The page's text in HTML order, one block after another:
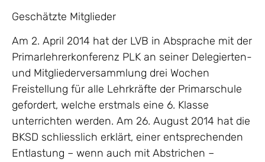
Geschätzte Mitglieder
Am 2. April 2014 hat der LVB in Absprache mit der
Primarlehrerkonferenz PLK an seiner Delegierten-
und Mitgliederversammlung drei Wochen
Freistellung für alle Lehrkräfte der Primarschule
gefordert, welche erstmals eine 6. Klasse
unterrichten werden. Am 26. August 2014 hat die
BKSD schliesslich erklärt, einer entsprechenden
Entlastung – wenn auch mit Abstrichen –